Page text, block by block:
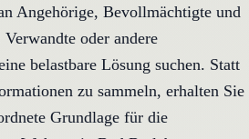
Angehörige, Bevollmächtigte und
oder andere
belastbare Lösung suchen. Statt
zu sammeln, erhalten Sie
Grundlage für die